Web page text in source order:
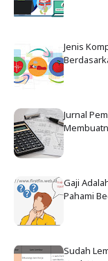
Jenis
Jurnal
Gaji
Pahami
Sudah